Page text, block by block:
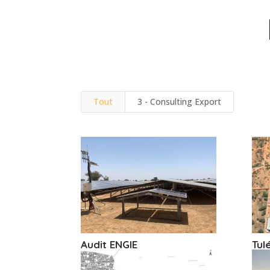
Tout 3 - Consulting Export
Audit ENGIE